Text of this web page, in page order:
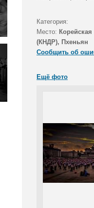
Категория:
Место:
(КНДР), Пхеньян
Сообщить об
Ещё фото